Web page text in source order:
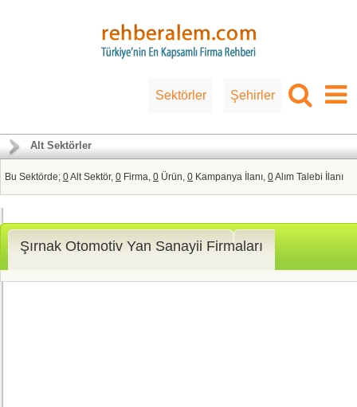
Sektörler Şehirler
Alt Sektörler
Bu Sektörde; 0Alt Sektör, 0 Firma, 0 Ürün, 0 Kampanya İlanı, 0Alım Talebi İlanı
Şırnak Otomotiv Yan Sanayii Firmaları